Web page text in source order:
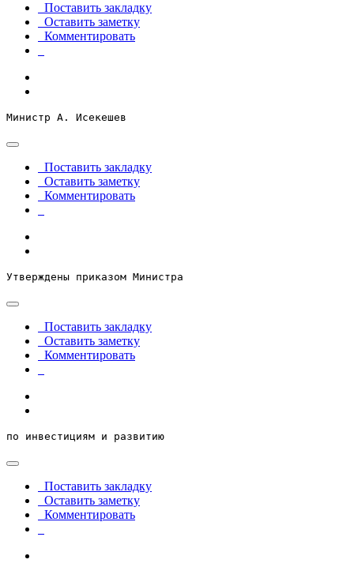
Поставить закладку
Оставить заметку
Комментировать
Министр А. Исекешев
Поставить закладку
Оставить заметку
Комментировать
Утверждены приказом Министра
Поставить закладку
Оставить заметку
Комментировать
по инвестициям и развитию
Поставить закладку
Оставить заметку
Комментировать